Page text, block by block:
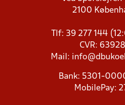
2100
Tlf: 39 277 144
CVR:
Mail:
Bank: 5301-
MobilePay: